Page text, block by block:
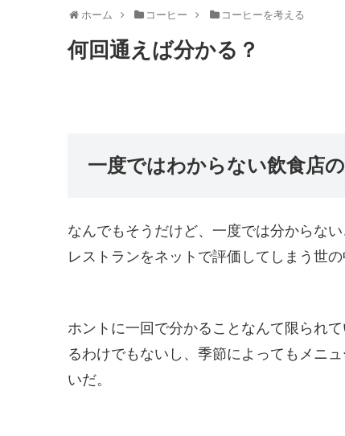
ホーム コーヒー コーヒーを考える
何回通えば分かる？
一度ではわからない飲食店
なんでもそうだけど、一度では分からな
レストランをネットで評価してしまう世の
ホントに一回で分かることなんて限られ
るわけでもないし、季節によってもメニ
いだ。